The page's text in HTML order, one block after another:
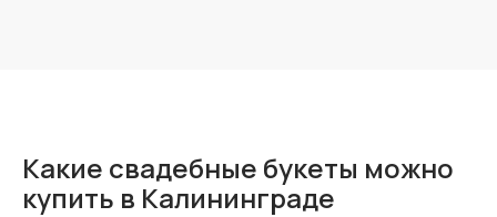
Какие свадебные букеты можно
купить в Калининграде